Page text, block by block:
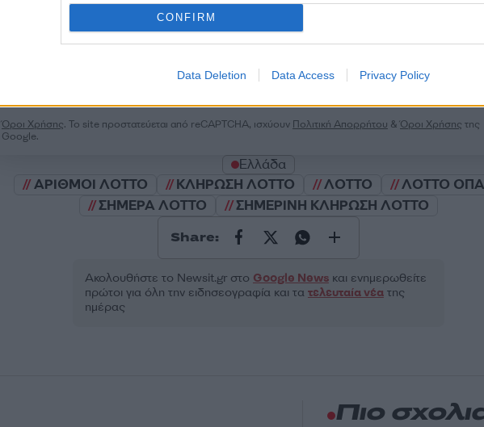
CONFIRM
Data Deletion Data Access Privacy Policy
Όροι Χρήσης. Το site προστατεύεται από reCAPTCHA, ισχύουν Πολιτική Απορρήτου &Όροι Χρήσης της
Google.
Ελλάδα
ΑΡΙΘΜΟΙ ΛΟΤΤΟ
ΚΛΗΡΩΣΗ ΛΟΤΤΟ ΛΟΤΤΟ
ΛΟΤΤΟ
ΣΗΜΕΡΑ ΛΟΤΤΟ
ΣΗΜΕΡΙΝΗ ΚΛΗΡΩΣΗ ΛΟΤΤΟ
Share:
Ακολουθήστε το Νewsit.gr στο Google Newsκαι ενημερωθείτε
πρώτοι για όλη την ειδησεογραφία και τα τελευταία νέατης
ημέρας
Πιο